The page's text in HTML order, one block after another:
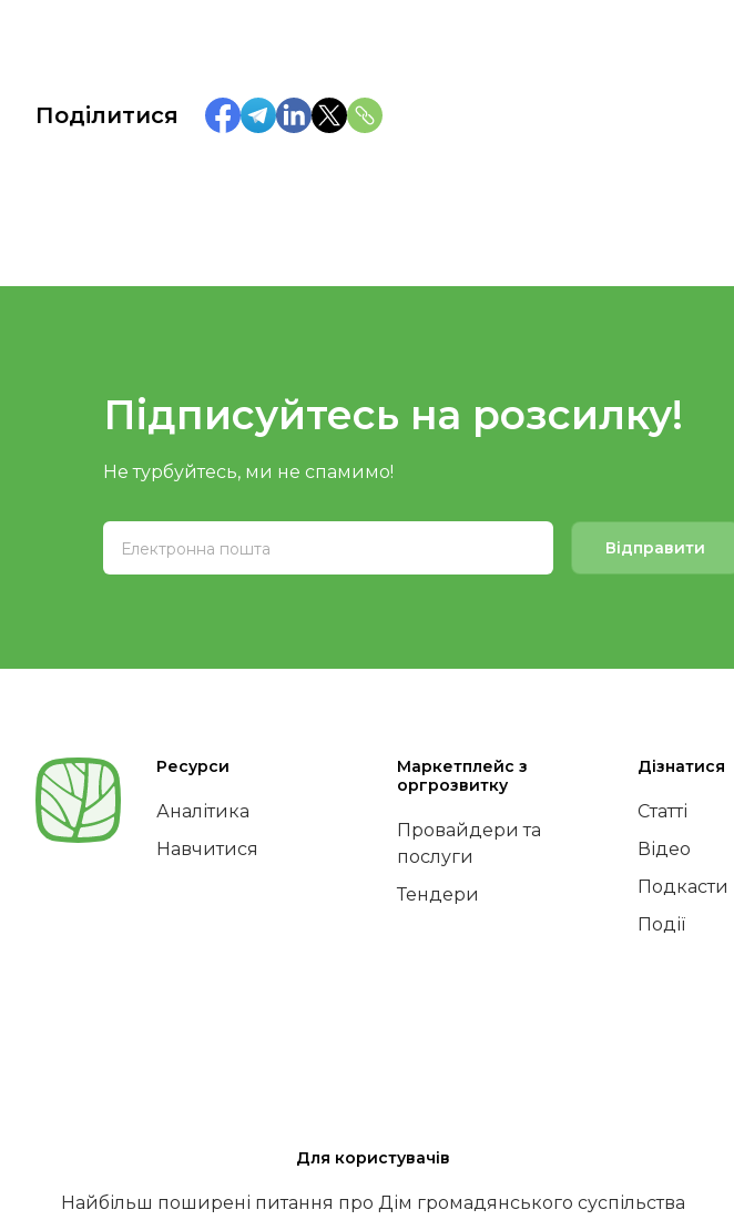
Поділитися
Підписуйтесь на розсилку!
Не турбуйтесь, ми не спамимо!
Відправити
Ресурси
Аналітика
Навчитися
Маркетплейс з
оргрозвитку
Провайдери та
послуги
Тендери
Дізнатися
Статті
Відео
Подкасти
Події
Для користувачів
Найбільш поширені питання про Дім громадянського суспільства